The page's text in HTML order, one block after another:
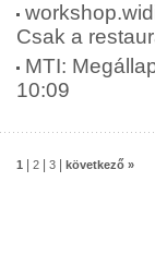
Csak a
MTI:
10:09
1 2 3 következő »